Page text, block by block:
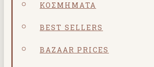
ΚΟΣΜΗΜΑΤΑ
BEST SELLERS
BAZAAR PRICES